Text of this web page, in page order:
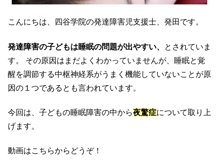
こんにちは、四谷学院の発達障害児支援士、発田です。
発達障害の子どもは睡眠の問題が出やすい、
とされていま
す。 その原因はまだよくわかっていませんが、睡眠と覚
醒を調節する中枢神経系がうまく機能していないことが原
因の１つであるとも言われています。
今回は、子どもの睡眠障害の中から夜驚症について取り上
げます。
動画はこちらからどうぞ！